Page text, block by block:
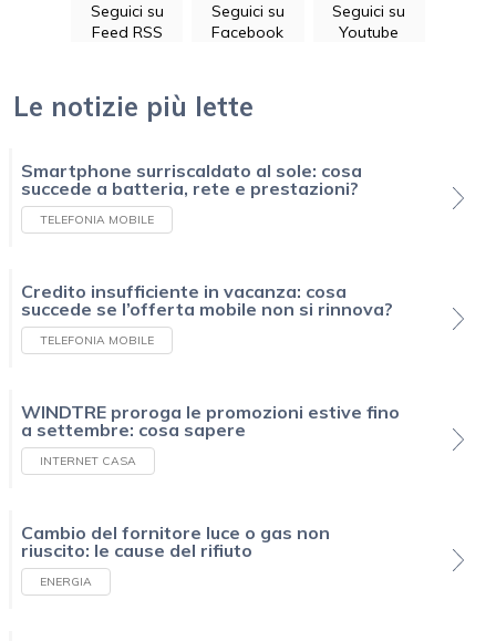
Seguici su
Feed RSS
Seguici su
Facebook
Seguici su
Youtube
Le notizie più lette
Smartphone surriscaldato al sole: cosa
succede a batteria, rete e prestazioni?
TELEFONIA MOBILE
Credito insufficiente in vacanza: cosa
succede se l’offerta mobile non si rinnova?
TELEFONIA MOBILE
WINDTRE proroga le promozioni estive fino
a settembre: cosa sapere
INTERNET CASA
Cambio del fornitore luce o gas non
riuscito: le cause del rifiuto
ENERGIA